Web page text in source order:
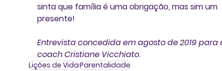
sinta que família é uma obrigação, mas sim um
presente!
Entrevista concedida em agosto de 2019 para
coach Cristiane Vicchiato.
Lições de VidaParentalidade